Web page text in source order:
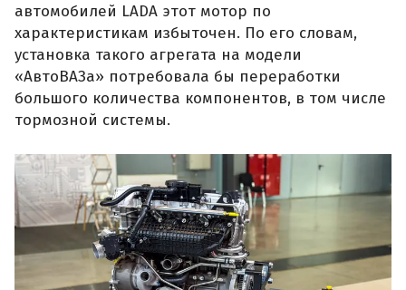
автомобилей LADA этот мотор по
характеристикам избыточен. По его словам,
установка такого агрегата на модели
«АвтоВАЗа» потребовала бы переработки
большого количества компонентов, в том числе
тормозной системы.